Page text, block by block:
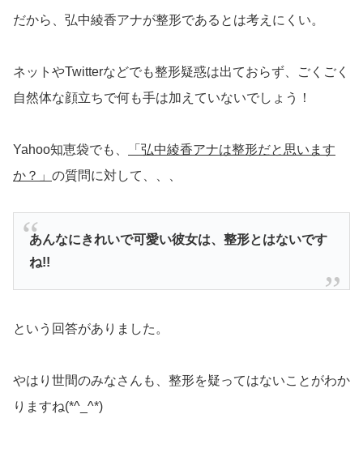
だから、弘中綾香アナが整形であるとは考えにくい。
ネットやTwitterなどでも整形疑惑は出ておらず、ごくごく
自然体な顔立ちで何も手は加えていないでしょう！
Yahoo知恵袋でも、
「弘中綾香アナは整形だと思います
か？」 の質問に対して、、、
あんなにきれいで可愛い彼女は、整形とはないです
ね!!
という回答がありました。
やはり世間のみなさんも、整形を疑ってはないことがわか
りますね(*^_^*)